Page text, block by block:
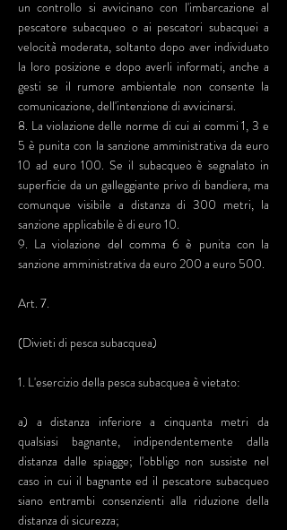
un controllo si avvicinano con l'imbarcazione al
pescatore subacqueo o ai pescatori subacquei a
velocità moderata, soltanto dopo aver individuato
la loro posizione e dopo averli informati, anche a
gesti se il rumore ambientale non consente la
comunicazione, dell'intenzione di avvicinarsi.
8. La violazione delle norme di cui ai commi 1, 3 e
5 è punita con la sanzione amministrativa da euro
10 ad euro 100. Se il subacqueo è segnalato in
superficie da un galleggiante privo di bandiera, ma
comunque visibile a distanza di 300 metri, la
sanzione applicabile è di euro 10.
9. La violazione del comma 6 è punita con la
sanzione amministrativa da euro 200 a euro 500.
Art. 7.
(Divieti di pesca subacquea)
1. L'esercizio della pesca subacquea è vietato:
a) a distanza inferiore a cinquanta metri da
qualsiasi bagnante, indipendentemente dalla
distanza dalle spiagge; l'obbligo non sussiste nel
caso in cui il bagnante ed il pescatore subacqueo
siano entrambi consenzienti alla riduzione della
distanza di sicurezza;